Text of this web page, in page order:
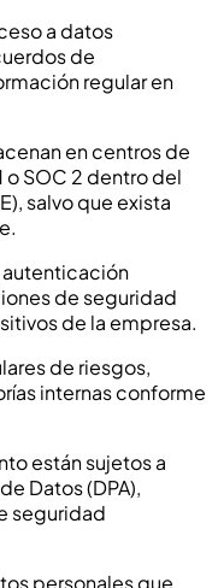
a datos
de
regular en
en centros de
SOC 2 dentro del
salvo que exista
autenticación
de seguridad
de la empresa.
de riesgos,
internas conforme
están sujetos a
Datos (DPA),
seguridad
personales que